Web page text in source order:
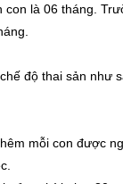
là 06 tháng.
độ thai sản như
mỗi con được